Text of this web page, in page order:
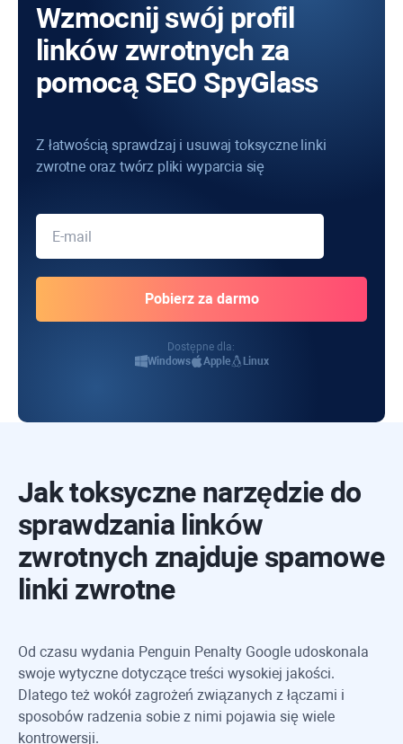
Wzmocnij swój profil
linków zwrotnych za
pomocą SEO SpyGlass
Z łatwością sprawdzaj i usuwaj toksyczne linki
zwrotne oraz twórz pliki wyparcia się
Dostępne dla:
Windows
Apple Linux
Jak toksyczne narzędzie do
sprawdzania linków
zwrotnych znajduje spamowe
linki zwrotne
Od czasu wydania Penguin Penalty Google udoskonala
swoje wytyczne dotyczące treści wysokiej jakości.
Dlatego też wokół zagrożeń związanych z łączami i
sposobów radzenia sobie z nimi pojawia się wiele
kontrowersji.